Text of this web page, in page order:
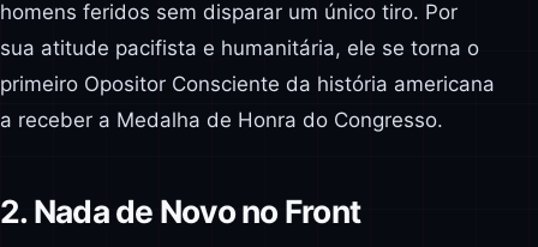
homens feridos sem disparar um único tiro. Por
sua atitude pacifista e humanitária, ele se torna o
primeiro Opositor Consciente da história americana
a receber a Medalha de Honra do Congresso.
2. Nada de Novo no Front